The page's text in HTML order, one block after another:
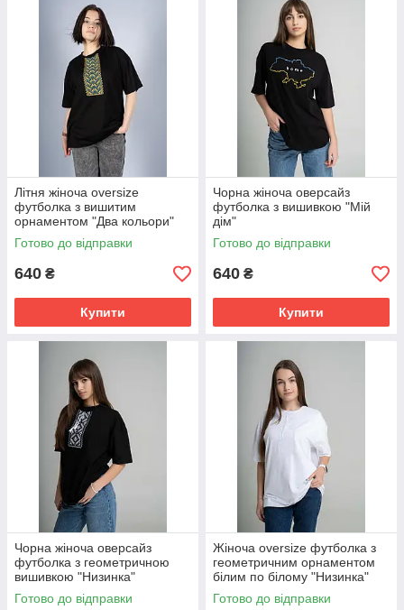
Літня жіноча oversize
футболка з вишитим
орнаментом "Два кольори"
Готово до відправки
640 ₴
Купити
Чорна жіноча оверсайз
футболка з вишивкою "Мій
дім"
Готово до відправки
640 ₴
Купити
Чорна жіноча оверсайз
футболка з геометричною
вишивкою "Низинка"
Готово до відправки
Жіноча oversize футболка з
геометричним орнаментом
білим по білому "Низинка"
Готово до відправки